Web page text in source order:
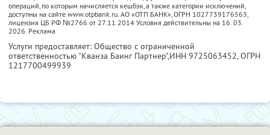
операций, по которым начисляется кешбэк, а также категории исключений,
доступны на сайте www.otpbank.ru. АО «ОТП БАНК», ОГРН 1027739176563,
лицензия ЦБ РФ №2766 от 27.11.2014 Условия действительны на 16. 03.
2026. Реклама
Услуги предоставляет: Общество с ограниченной
ответственностью "Кванза Баинг Партнер",ИНН 9725063452, ОГРН
1217700499939